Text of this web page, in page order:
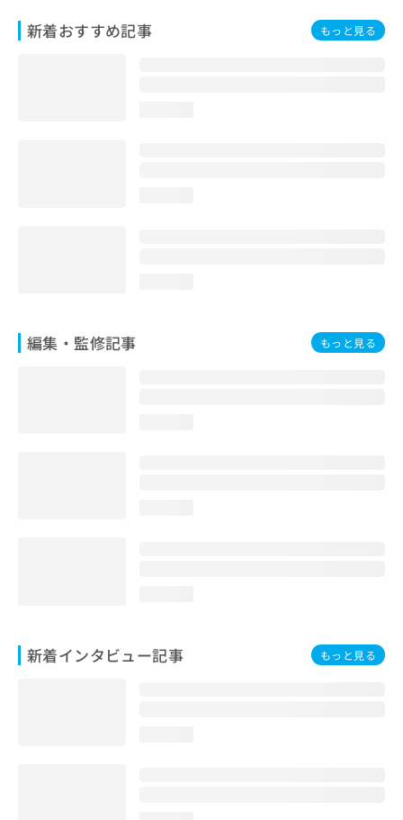
新着おすすめ記事 もっと見る
編集・監修記事 もっと見る
新着インタビュー記事 もっと見る
問